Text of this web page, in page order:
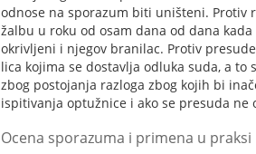
odnose na sporazum biti uništeni. Protiv
žalbu u roku od osam dana od dana
okrivljeni i njegov branilac. Protiv
lica kojima se dostavlja odluka suda, a
zbog postojanja razloga zbog kojih bi
ispitivanja optužnice i ako se presuda ne
Ocena sporazuma i primena u praksi